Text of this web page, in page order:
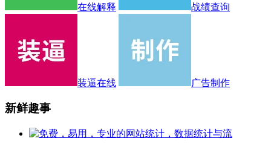
在线解释 战绩查询
装逼在线 广告制作
新鲜趣事